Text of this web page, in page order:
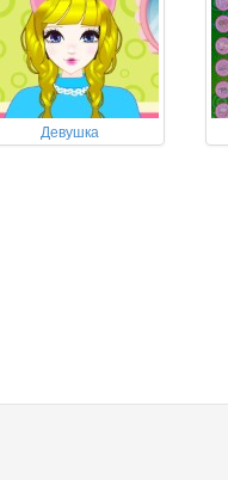
Девушка